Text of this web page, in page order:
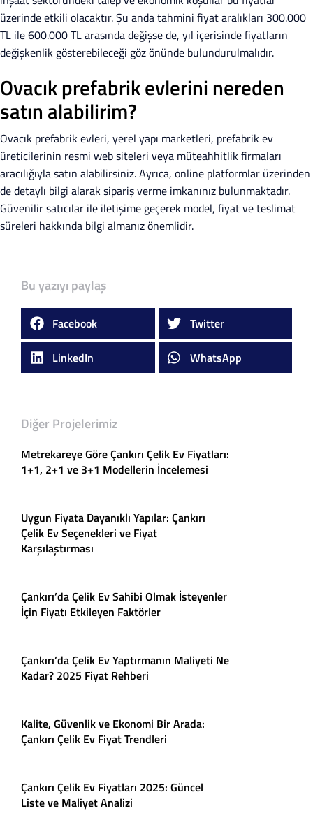
üzerinde etkili olacaktır. Şu anda tahmini fiyat aralıkları 300.000
TL ile 600.000 TL arasında değişse de, yıl içerisinde fiyatların
değişkenlik gösterebileceği göz önünde bulundurulmalıdır.
Ovacık prefabrik evlerini nereden
satın alabilirim?
Ovacık prefabrik evleri, yerel yapı marketleri, prefabrik ev
üreticilerinin resmi web siteleri veya müteahhitlik firmaları
aracılığıyla satın alabilirsiniz. Ayrıca, online platformlar üzerinden
de detaylı bilgi alarak sipariş verme imkanınız bulunmaktadır.
Güvenilir satıcılar ile iletişime geçerek model, fiyat ve teslimat
süreleri hakkında bilgi almanız önemlidir.
Bu yazıyı paylaş
Facebook Twitter
LinkedIn WhatsApp
Diğer Projelerimiz
Metrekareye Göre Çankırı Çelik Ev Fiyatları:
1+1, 2+1 ve 3+1 Modellerin İncelemesi
Uygun Fiyata Dayanıklı Yapılar: Çankırı
Çelik Ev Seçenekleri ve Fiyat
Karşılaştırması
Çankırı’da Çelik Ev Sahibi Olmak İsteyenler
İçin Fiyatı Etkileyen Faktörler
Çankırı’da Çelik Ev Yaptırmanın Maliyeti Ne
Kadar? 2025 Fiyat Rehberi
Kalite, Güvenlik ve Ekonomi Bir Arada:
Çankırı Çelik Ev Fiyat Trendleri
Çankırı Çelik Ev Fiyatları 2025: Güncel
Liste ve Maliyet Analizi